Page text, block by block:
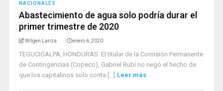
NACIONALES
Abastecimiento de agua solo podría durar el
primer trimestre de 2020
Wilgen Lanza enero 6, 2020
TEGUCIGALPA, HONDURAS. El titular de la Comisión Permanente
de Contingencias (Copeco), Gabriel Rubí no negó el hecho de
que los capitalinos solo conta [...] Leer más